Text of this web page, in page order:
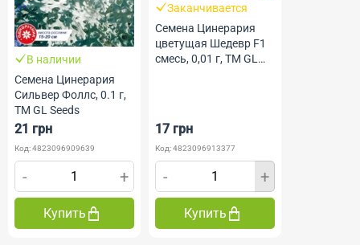
В наличии
Семена Цинерария
Сильвер Фоллс, 0.1 г,
ТМ GL Seeds
21 грн
Код: 4823096909639
- +
Купить
Заканчивается
Семена Цинерария
цветущая Шедевр F1
смесь, 0,01 г, ТМ GL
17 грн
Код: 4823096913377
- +
Купить